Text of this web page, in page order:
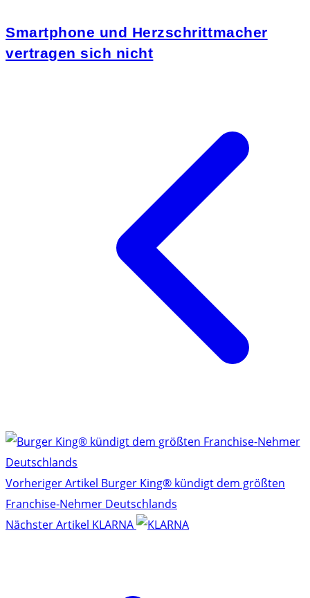
Smartphone und Herzschrittmacher
vertragen sich nicht
Vorheriger Artikel Burger King® kündigt dem größten
Franchise-Nehmer Deutschlands
Nächster Artikel KLARNA